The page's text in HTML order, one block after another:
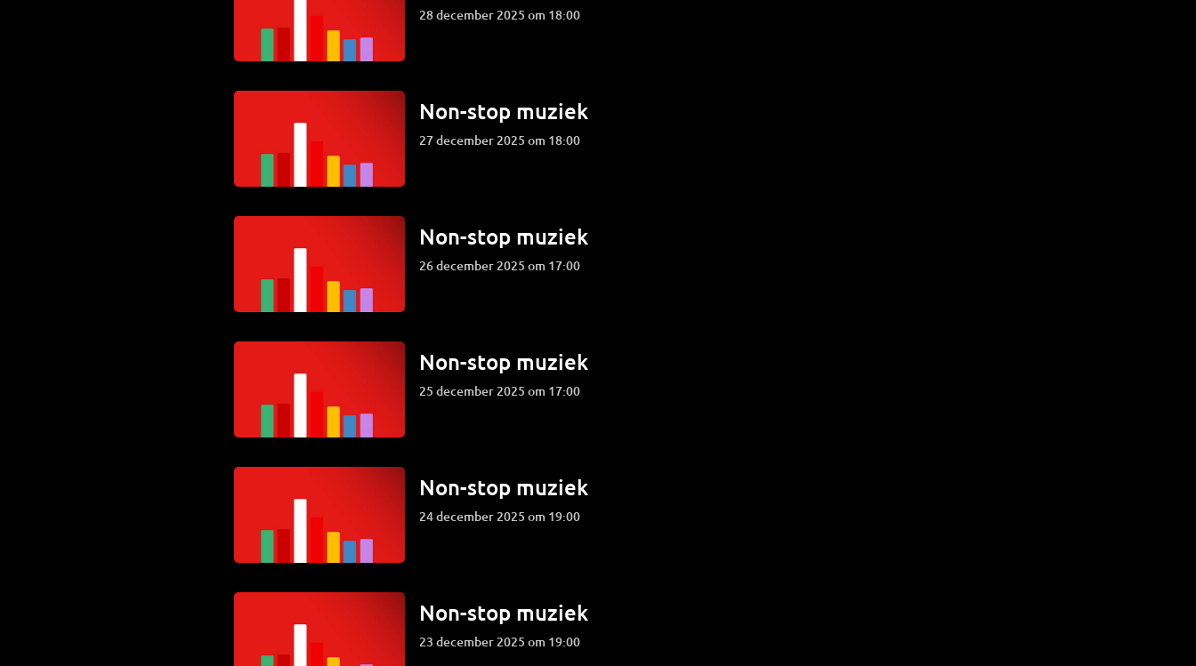
28 december 2025 om 18:00
Non-stop muziek
27 december 2025 om 18:00
Non-stop muziek
26 december 2025 om 17:00
Non-stop muziek
25 december 2025 om 17:00
Non-stop muziek
24 december 2025 om 19:00
Non-stop muziek
23 december 2025 om 19:00